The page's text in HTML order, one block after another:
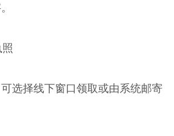
选择线下窗口领取或由系统邮寄